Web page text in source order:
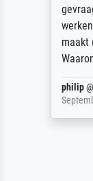
maakt
philip@